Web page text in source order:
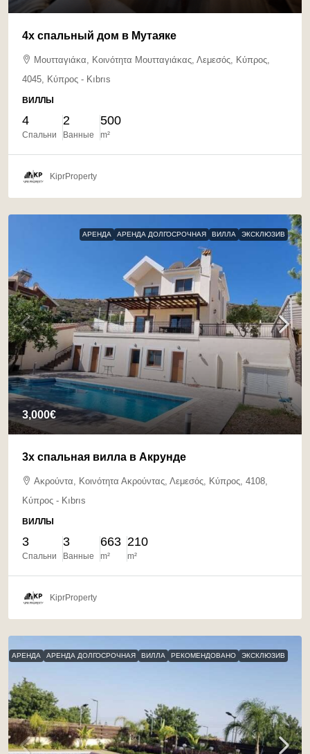
4х спальный дом в Мутаяке
Μουτταγιάκα, Κοινότητα Μουτταγιάκας, Λεμεσός, Κύπρος,
4045, Κύπρος - Kıbrıs
ВИЛЛЫ
4
Спальни
2
Ванные
500
m²
KiprProperty
АРЕНДА АРЕНДА ДОЛГОСРОЧНАЯ ВИЛЛА ЭКСКЛЮЗИВ
3,000€
3х спальная вилла в Акрунде
Ακρούντα, Κοινότητα Ακρούντας, Λεμεσός, Κύπρος, 4108,
Κύπρος - Kıbrıs
ВИЛЛЫ
3
Спальни
3
Ванные
663
m²
210
m²
KiprProperty
АРЕНДА АРЕНДА ДОЛГОСРОЧНАЯ ВИЛЛА РЕКОМЕНДОВАНО ЭКСКЛЮЗИВ